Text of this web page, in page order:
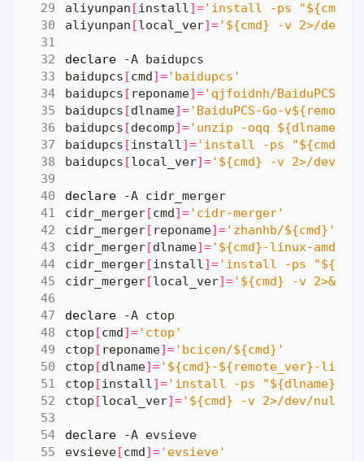
aliyunpan [install]='install -ps "${cmd}-
aliyunpan [local_ver]='${cmd} -v 2>/
declare
baidupcs [cmd ]='baidupcs'
baidupcs [ reponame]='qjfoidnh/BaiduPCS-
baidupcs [dlname]='BaiduPCS-Go-
baidupcs [decomp]='unzip -oqq ${dlname}
baidupcs [install]='install -ps "${cmd}-
baidupcs [local_ver]='${cmd} -v 2>/dev/
declare
cidr_merger [cmd ]='cidr-merger'
cidr_merger [ reponame]='zhanhb/${cmd}'
cidr_merger [dlname]='${cmd}-linux-amd64'
cidr_merger [install]='install -ps
cidr_merger [local_ver]='${cmd} -v 2>&1
declare
ctop [cmd ]='ctop'
ctop [ reponame]='bcicen/${cmd}'
ctop [dlname]='${cmd}-${remote_ver}-linux-
ctop [install]='install -ps "${dlname}" /
ctop [local_ver]='${cmd} -v 2>/dev/null
declare
evsieve [cmd ]='evsieve'